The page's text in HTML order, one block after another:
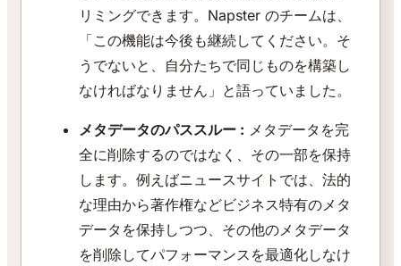
リミングできます。Napster のチームは、
「この機能は今後も継続してください。そ
うでないと、自分たちで同じものを構築し
なければなりません」と語っていました。
メタデータのパススルー : メタデータを完
全に削除するのではなく、その一部を保持
します。例えばニュースサイトでは、法的
な理由から著作権などビジネス特有のメタ
データを保持しつつ、その他のメタデータ
を削除してパフォーマンスを最適化しなけ